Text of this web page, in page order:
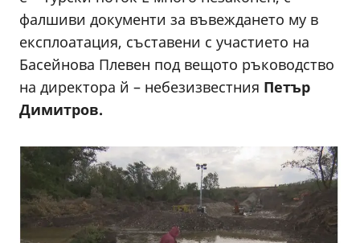
фалшиви документи за въвеждането му в
експлоатация, съставени с участието на
Басейнова Плевен под вещото ръководство
на директора й – небезизвестния Петър
Димитров.